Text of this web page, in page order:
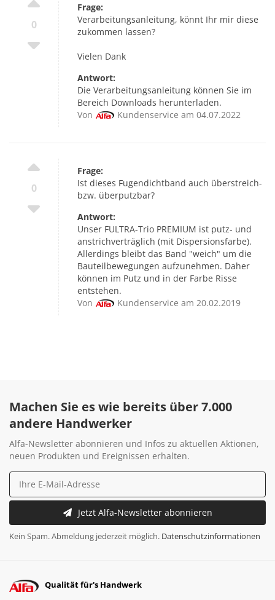
0
Frage:
Verarbeitungsanleitung, könnt Ihr mir diese
zukommen lassen?
Vielen Dank
Antwort:
Die Verarbeitungsanleitung können Sie im
Bereich Downloads herunterladen.
Von
Kundenservice am 04.07.2022
0
Frage:
Ist dieses Fugendichtband auch überstreich-
bzw. überputzbar?
Antwort:
Unser FULTRA-Trio PREMIUM ist putz- und
anstrichverträglich (mit Dispersionsfarbe).
Allerdings bleibt das Band "weich" um die
Bauteilbewegungen aufzunehmen. Daher
können im Putz und in der Farbe Risse
entstehen.
Von
Kundenservice am 20.02.2019
Machen Sie es wie bereits über 7.000
andere Handwerker
Alfa-Newsletter abonnieren und Infos zu aktuellen Aktionen,
neuen Produkten und Ereignissen erhalten.
Jetzt Alfa-Newsletter abonnieren
Kein Spam. Abmeldung jederzeit möglich. Datenschutzinformationen
Qualität für's Handwerk